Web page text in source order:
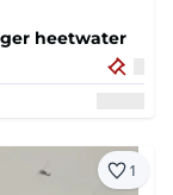
heetwater
1